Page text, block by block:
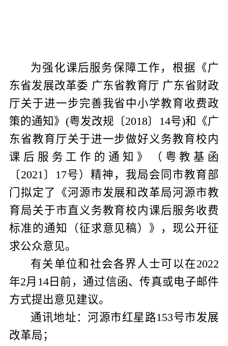
为强化课后服务保障工作， 根据《广
东省发展改革委 广东省教育厅 广东省财政
厅关于进一步完善我省中小学教育收费政
策的通知》 (粤发改规〔2018〕 14号)和《广
东省教育厅关于进一步做好义务教育校内
课后服务工作的通知 》（ 粤教基函
〔 2021 〕 17号 ）精神 ， 我局会同市教育部
门拟定了《河源市发展和改革局河源市教
育局关于市直义务教育校内课后服务收费
标准的通知
（征求意见稿）》， 现公开征
求公众意见。
有关单位和社会各界人士可以在2022
年2月 14日前，通过信函、传真或电子邮件
方式提出意见建议。
通讯地址：河源市红星路153号市发展
改革局；